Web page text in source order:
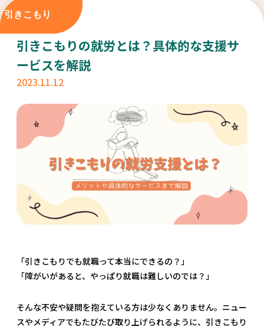
引きこもり
引きこもりの就労とは？具体的な支援サ
ービスを解説
2023.11.12
「引きこもりでも就職って本当にできるの？」
「障がいがあると、やっぱり就職は難しいのでは？」
そんな不安や疑問を抱えている方は少なくありません。ニュー
スやメディアでもたびたび取り上げられるように、引きこもり